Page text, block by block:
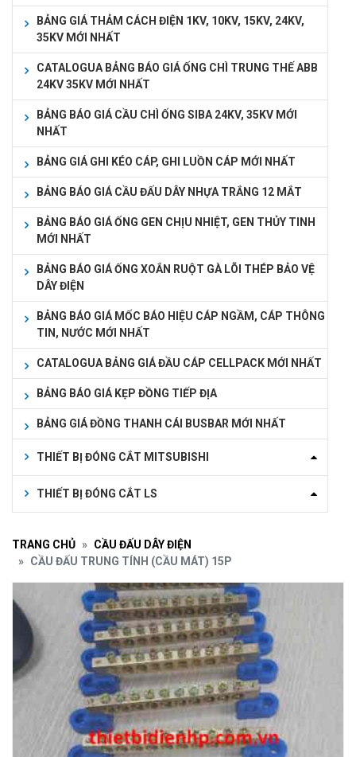
BẢNG GIÁ THẢM CÁCH ĐIỆN 1KV, 10KV, 15KV, 24KV,
35KV MỚI NHẤT
CATALOGUA BẢNG BÁO GIÁ ỐNG CHÌ TRUNG THẾ ABB
24KV 35KV MỚI NHẤT
BẢNG BÁO GIÁ CẦU CHÌ ỐNG SIBA 24KV, 35KV MỚI
NHẤT
BẢNG GIÁ GHI KÉO CÁP, GHI LUỒN CÁP MỚI NHẤT
BẢNG BÁO GIÁ CẦU ĐẤU DÂY NHỰA TRẮNG 12 MẮT
BẢNG BÁO GIÁ ỐNG GEN CHỊU NHIỆT, GEN THỦY TINH
MỚI NHẤT
BẢNG BÁO GIÁ ỐNG XOẮN RUỘT GÀ LÕI THÉP BẢO VỆ
DÂY ĐIỆN
BẢNG BÁO GIÁ MỐC BÁO HIỆU CÁP NGẦM, CÁP THÔNG
TIN, NƯỚC MỚI NHẤT
CATALOGUA BẢNG GIÁ ĐẦU CÁP CELLPACK MỚI NHẤT
BẢNG BÁO GIÁ KẸP ĐỒNG TIẾP ĐỊA
BẢNG GIÁ ĐỒNG THANH CÁI BUSBAR MỚI NHẤT
THIẾT BỊ ĐÓNG CẮT MITSUBISHI
THIẾT BỊ ĐÓNG CẮT LS
TRANG CHỦ
CẦU ĐẤU DÂY ĐIỆN
CẦU ĐẤU TRUNG TÍNH (CẦU MÁT) 15P